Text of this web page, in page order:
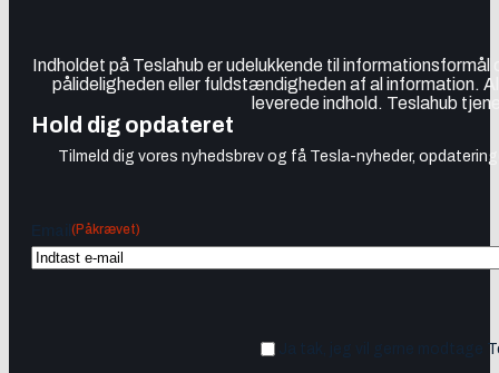
Indholdet på Teslahub er udelukkende til
pålideligheden eller fuldstændigheden af al information.
leverede indhold. Teslahub
Hold dig opdateret
Tilmeld dig vores nyhedsbrev og få Tesla-nyheder,
(Påkrævet)
Ja tak, jeg vil gerne modtage